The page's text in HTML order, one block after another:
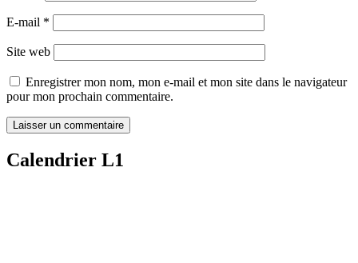
E-mail *
Site web
Enregistrer mon nom, mon e-mail et mon site dans le navigateur
pour mon prochain commentaire.
Calendrier L1